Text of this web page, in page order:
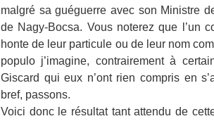
malgré sa guéguerre avec son Ministre
de Nagy-Bocsa. Vous noterez que l’un
honte de leur particule ou de leur nom
populo j’imagine, contrairement à
Giscard qui eux n’ont rien compris en
bref, passons.
Voici donc le résultat tant attendu de